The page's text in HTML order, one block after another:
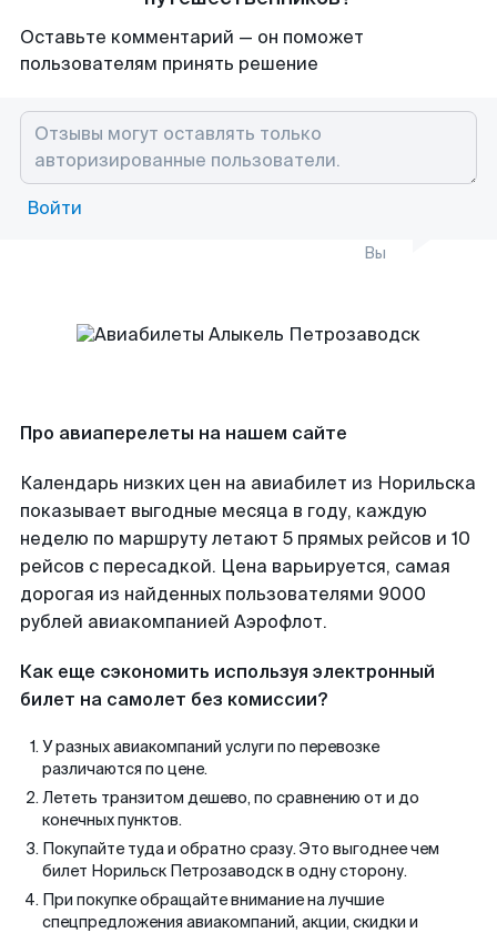
Оставьте комментарий — он поможет
пользователям принять решение
Войти
Вы
Про авиаперелеты на нашем сайте
Календарь низких цен на авиабилет из Норильска
показывает выгодные месяца в году, каждую
неделю по маршруту летают 5 прямых рейсов и 10
рейсов с пересадкой. Цена варьируется, самая
дорогая из найденных пользователями 9000
рублей авиакомпанией Аэрофлот.
Как еще сэкономить используя электронный
билет на самолет без комиссии?
У разных авиакомпаний услуги по перевозке
различаются по цене.
Лететь транзитом дешево, по сравнению от и до
конечных пунктов.
Покупайте туда и обратно сразу. Это выгоднее чем
билет Норильск Петрозаводск в одну сторону.
При покупке обращайте внимание на лучшие
спецпредложения авиакомпаний, акции, скидки и